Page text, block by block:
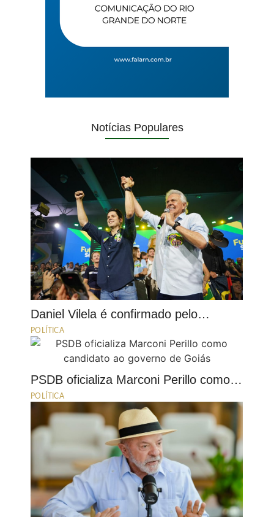
Notícias Populares
Daniel Vilela é confirmado pelo…
POLÍTICA
PSDB oficializa Marconi Perillo como…
POLÍTICA